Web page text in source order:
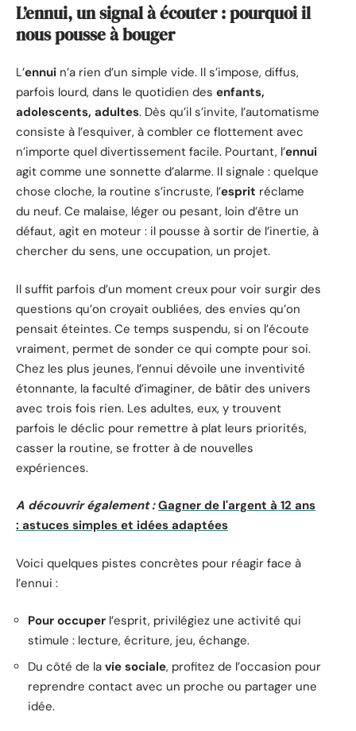
L’ennui, un signal à écouter : pourquoi il
nous pousse à bouger
L’ennui n’a rien d’un simple vide. Il s’impose, diffus,
parfois lourd, dans le quotidien des enfants,
adolescents, adultes. Dès qu’il s’invite, l’automatisme
consiste à l’esquiver, à combler ce flottement avec
n’importe quel divertissement facile. Pourtant, l’ennui
agit comme une sonnette d’alarme. Il signale : quelque
chose cloche, la routine s’incruste, l’esprit réclame
du neuf. Ce malaise, léger ou pesant, loin d’être un
défaut, agit en moteur : il pousse à sortir de l’inertie, à
chercher du sens, une occupation, un projet.
Il suffit parfois d’un moment creux pour voir surgir des
questions qu’on croyait oubliées, des envies qu’on
pensait éteintes. Ce temps suspendu, si on l’écoute
vraiment, permet de sonder ce qui compte pour soi.
Chez les plus jeunes, l’ennui dévoile une inventivité
étonnante, la faculté d’imaginer, de bâtir des univers
avec trois fois rien. Les adultes, eux, y trouvent
parfois le déclic pour remettre à plat leurs priorités,
casser la routine, se frotter à de nouvelles
expériences.
A découvrir également : Gagner de l'argent à 12 ans
: astuces simples et idées adaptées
Voici quelques pistes concrètes pour réagir face à
l’ennui :
Pour occuper l’esprit, privilégiez une activité qui
stimule : lecture, écriture, jeu, échange.
Du côté de la vie sociale, profitez de l’occasion pour
reprendre contact avec un proche ou partager une
idée.